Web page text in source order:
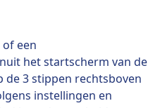
een
het startscherm van de
3 stippen rechtsboven
instellingen en